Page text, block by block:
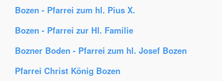
Bozen - Pfarrei zum hl. Pius X.
Bozen - Pfarrei zur Hl. Familie
Bozner Boden - Pfarrei zum hl. Josef Bozen
Pfarrei Christ König Bozen